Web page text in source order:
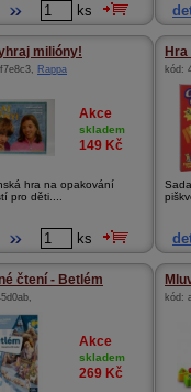
ks
milióny!
, Rappa
Akce
skladem
149 Kč
hra na opakování
pro děti....
ks
Hra
kód:
čtení - Betlém
,
Akce
skladem
269 Kč
kód: